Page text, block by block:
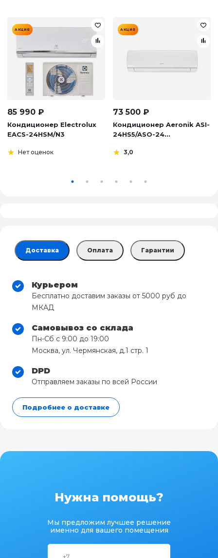
АКЦИЯ
85 990 ₽
Кондиционер Electrolux
EACS-24HSM/N3
Нет оценок
АКЦИЯ
73 500 ₽
Кондиционер Aeronik ASI-
24HS5/ASO-24...
3,0
Доставка Оплата Гарантии
Курьером
Бесплатно доставим заказы от 5000 руб до
МКАД
Самовывоз со склада
Пн-Сб с 9:00 до 19:00
Москва, ул. Чермянская, д.1 стр. 1
DPD
Отправляем заказы по всей России
Подробнее о доставке
Нужна помощь?
Мы предложим лучшее решение
именно для вашего помещения